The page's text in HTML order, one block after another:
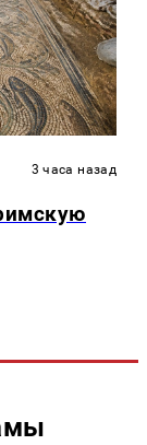
3 часа назад